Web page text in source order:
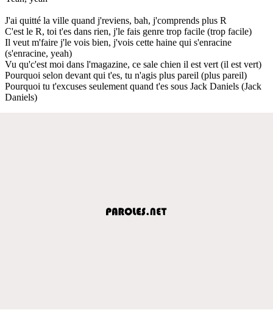
J'ai quitté la ville quand j'reviens, bah, j'comprends plus R
C'est le R, toi t'es dans rien, j'le fais genre trop facile (trop facile)
Il veut m'faire j'le vois bien, j'vois cette haine qui s'enracine
(s'enracine, yeah)
Vu qu'c'est moi dans l'magazine, ce sale chien il est vert (il est vert)
Pourquoi selon devant qui t'es, tu n'agis plus pareil (plus pareil)
Pourquoi tu t'excuses seulement quand t'es sous Jack Daniels (Jack
Daniels)